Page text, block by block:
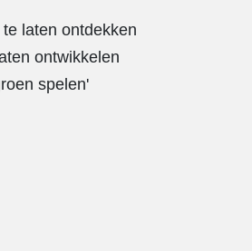
laten ontdekken
ontwikkelen
spelen'